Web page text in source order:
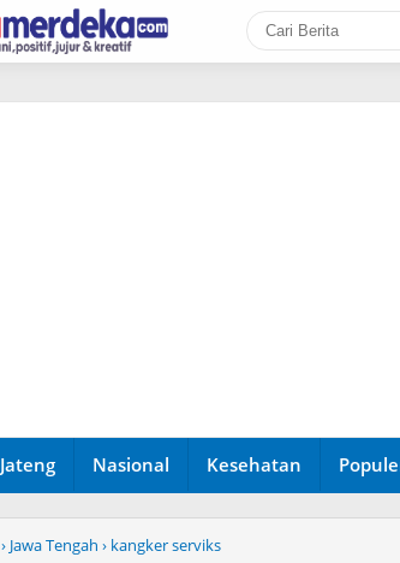
Jateng Nasional Kesehatan
› Jawa Tengah › kangker serviks